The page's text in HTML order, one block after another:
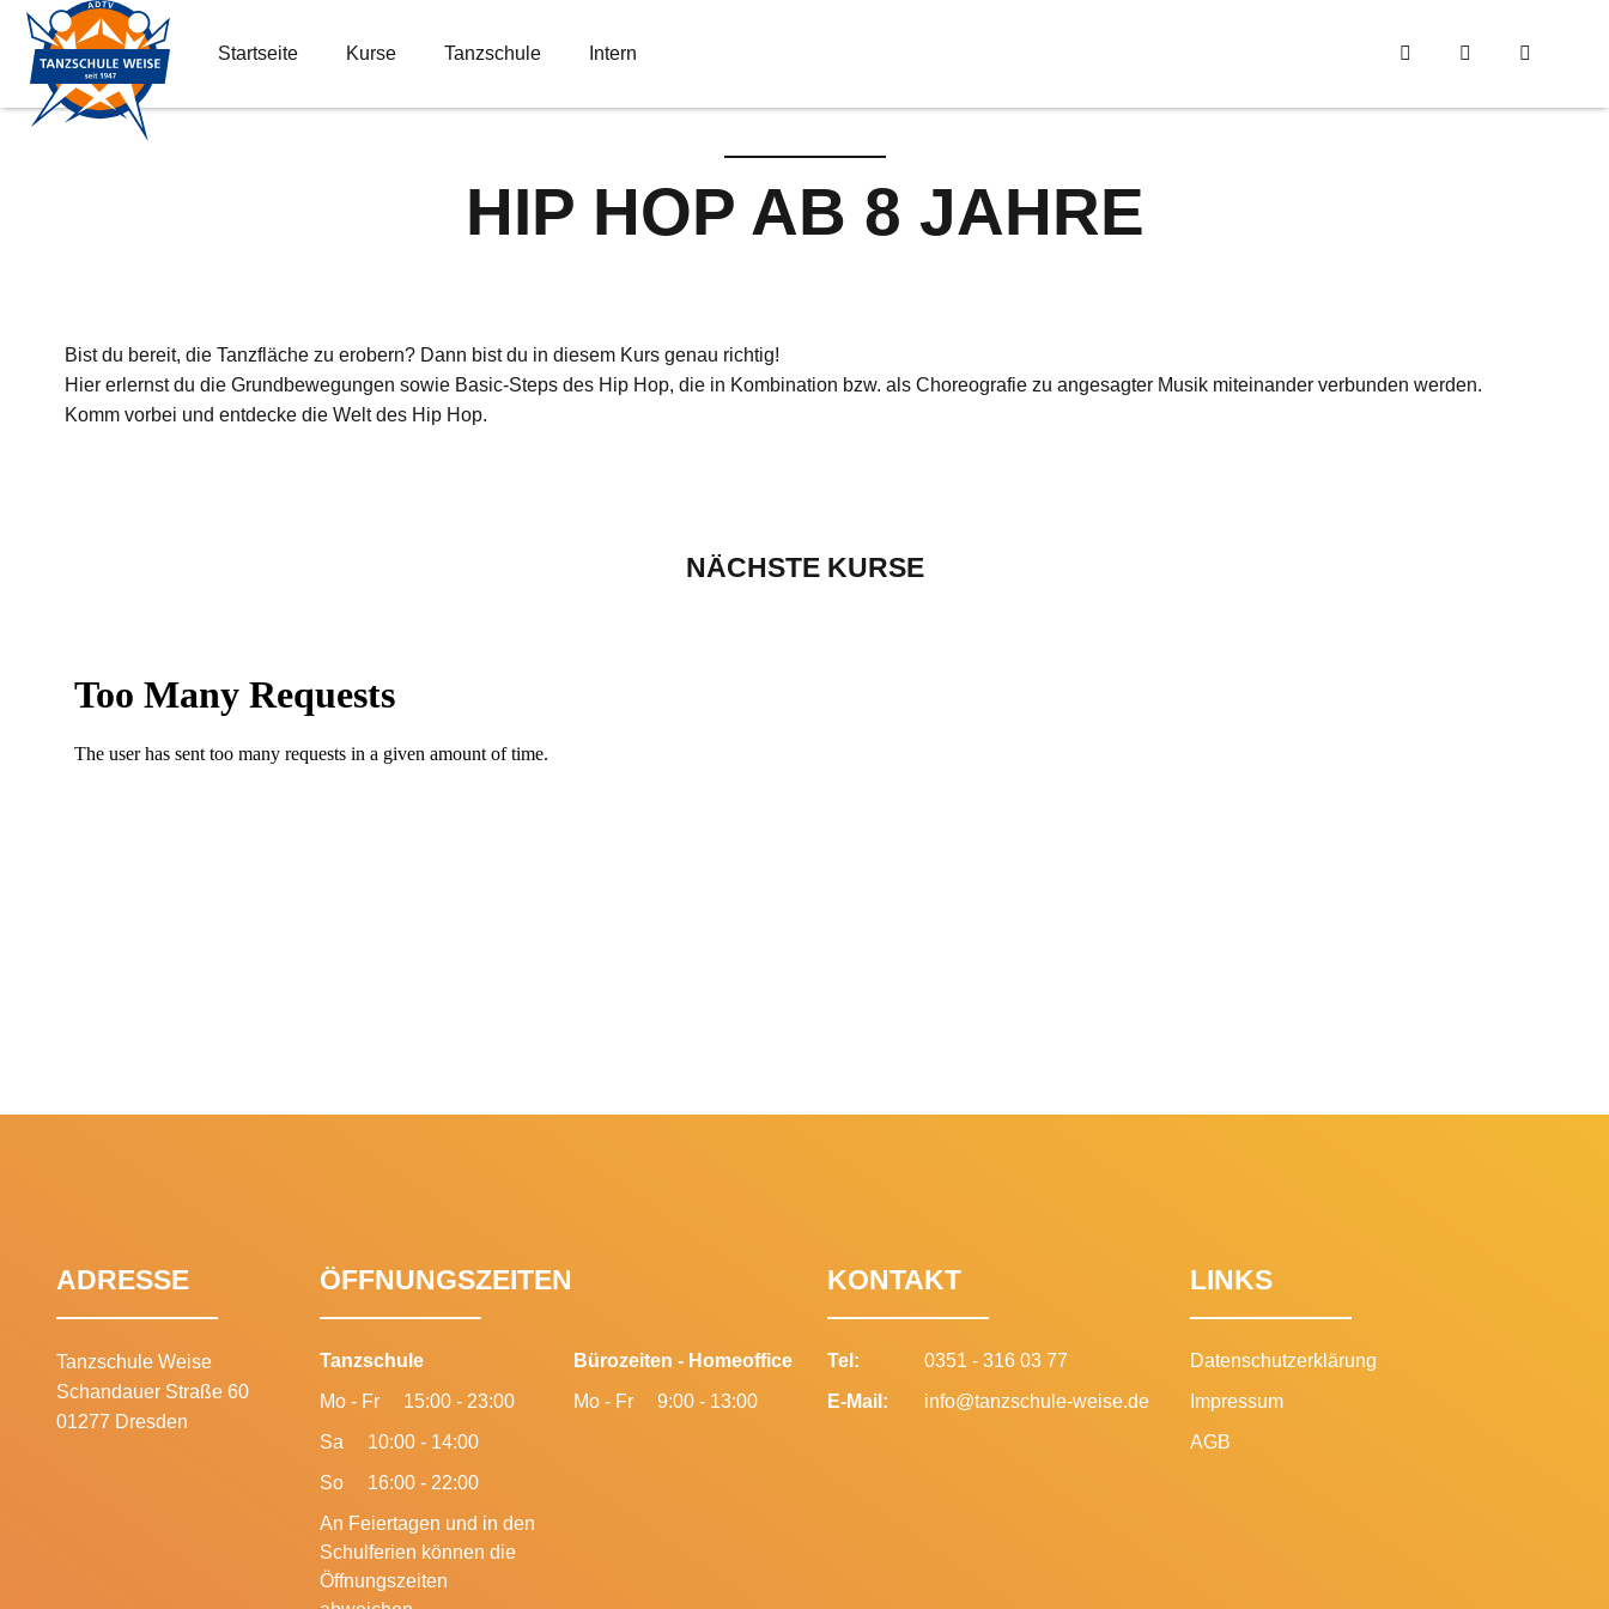
Startseite Kurse Tanzschule Intern
HIP HOP AB 8 JAHRE
Bist du bereit, die Tanzfläche zu erobern? Dann bist du in diesem Kurs genau richtig!
Hier erlernst du die Grundbewegungen sowie Basic-Steps des Hip Hop, die in Kombination bzw. als Choreografie zu angesagter Musik miteinander verbunden werden.
Komm vorbei und entdecke die Welt des Hip Hop.
NÄCHSTE KURSE
ADRESSE
Tanzschule Weise
Schandauer Straße 60
01277 Dresden
ÖFFNUNGSZEITEN
Tanzschule
Mo - Fr
15:00 - 23:00
Sa
10:00 - 14:00
So
16:00 - 22:00
An Feiertagen und in den
Schulferien können die
Öffnungszeiten
Bürozeiten - Homeoffice
Mo - Fr
9:00 - 13:00
KONTAKT
Tel:
0351 - 316 03 77
E-Mail:
info@tanzschule-weise.de
LINKS
Datenschutzerklärung
Impressum
AGB